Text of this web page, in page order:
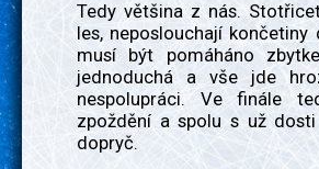
Tedy většina z nás.
les, neposlouchají
musí být pomáháno
jednoduchá a vše jde
nespolupráci. Ve finále
zpoždění a spolu s už
dopryč.